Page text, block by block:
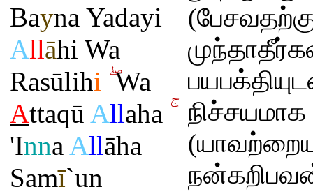
Bayna Yadayi
Allāhi Wa
Rasūlihi Wa
Attaqū Allaha
'InnaAllāha
Samī`un